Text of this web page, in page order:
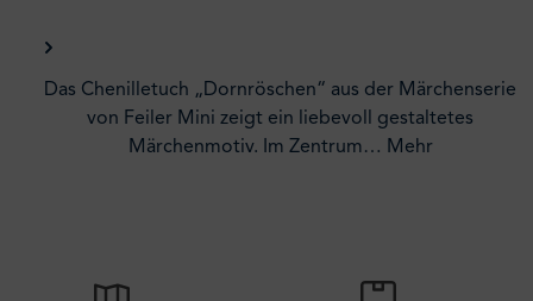
Das Chenilletuch „Dornröschen“ aus der Märchenserie
von Feiler Mini zeigt ein liebevoll gestaltetes
Märchenmotiv. Im Zentrum… Mehr